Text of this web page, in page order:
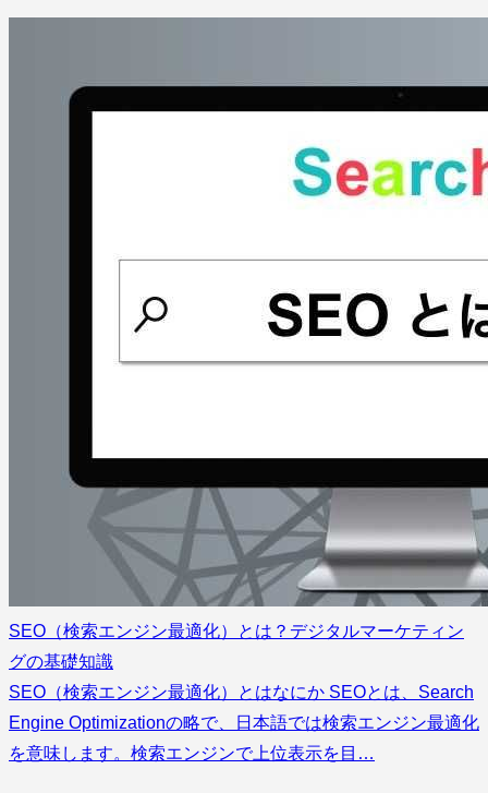
SEO（検索エンジン最適化）とは？デジタルマーケティン
グの基礎知識
SEO（検索エンジン最適化）とはなにか SEOとは、Search
Engine Optimizationの略で、日本語では検索エンジン最適化
を意味します。検索エンジンで上位表示を目…